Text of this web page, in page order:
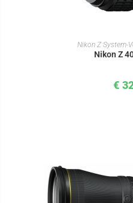
IN DEN
Nikon Z System-
Nikon Z
€